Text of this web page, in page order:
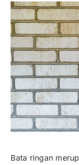
Profil
Proyek
Artikel
Kontak
Bata ringan